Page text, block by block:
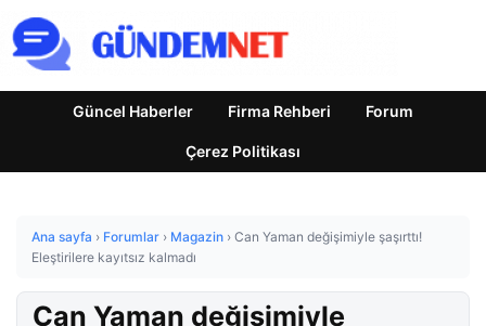
Güncel Haberler Firma Rehberi Forum
Çerez Politikası
Ana sayfa › Forumlar › Magazin › Can Yaman değişimiyle şaşırttı!
Eleştirilere kayıtsız kalmadı
Can Yaman değişimiyle